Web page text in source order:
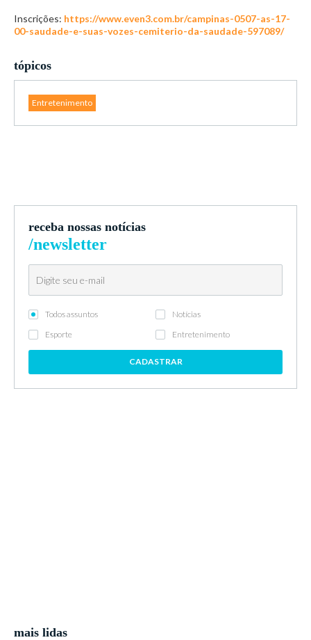
Inscrições: https://www.even3.com.br/campinas-0507-as-17-
00-saudade-e-suas-vozes-cemiterio-da-saudade-597089/
tópicos
Entretenimento
receba nossas notícias
/newsletter
Todos assuntos
Notícias
Esporte
Entretenimento
CADASTRAR
mais lidas